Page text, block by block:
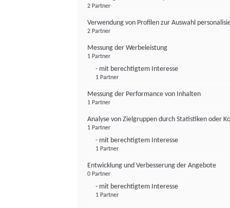
2 Partner
Verwendung von Profilen zur Auswahl
2 Partner
Messung der Werbeleistung
1 Partner
- mit berechtigtem Interesse
1 Partner
Messung der Performance von Inhalten
1 Partner
Analyse von Zielgruppen durch Statistiken oder
1 Partner
- mit berechtigtem Interesse
1 Partner
Entwicklung und Verbesserung der Angebote
0 Partner
- mit berechtigtem Interesse
1 Partner